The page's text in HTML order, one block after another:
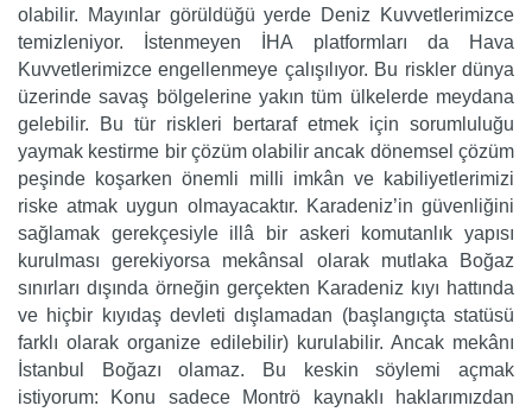
olabilir. Mayınlar görüldüğü yerde Deniz Kuvvetlerimizce
temizleniyor. İstenmeyen İHA platformları da Hava
Kuvvetlerimizce engellenmeye çalışılıyor. Bu riskler dünya
üzerinde savaş bölgelerine yakın tüm ülkelerde meydana
gelebilir. Bu tür riskleri bertaraf etmek için sorumluluğu
yaymak kestirme bir çözüm olabilir ancak dönemsel çözüm
peşinde koşarken önemli milli imkân ve kabiliyetlerimizi
riske atmak uygun olmayacaktır. Karadeniz’in güvenliğini
sağlamak gerekçesiyle illâ bir askeri komutanlık yapısı
kurulması gerekiyorsa mekânsal olarak mutlaka Boğaz
sınırları dışında örneğin gerçekten Karadeniz kıyı hattında
ve hiçbir kıyıdaş devleti dışlamadan (başlangıçta statüsü
farklı olarak organize edilebilir) kurulabilir. Ancak mekânı
İstanbul Boğazı olamaz. Bu keskin söylemi açmak
istiyorum: Konu sadece Montrö kaynaklı haklarımızdan